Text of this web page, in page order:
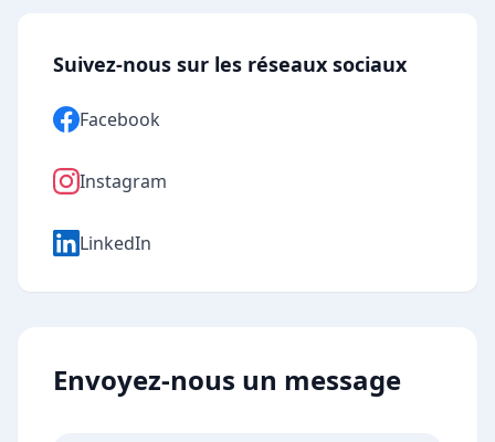
Suivez-nous sur les réseaux sociaux
Facebook
Instagram
LinkedIn
Envoyez-nous un message